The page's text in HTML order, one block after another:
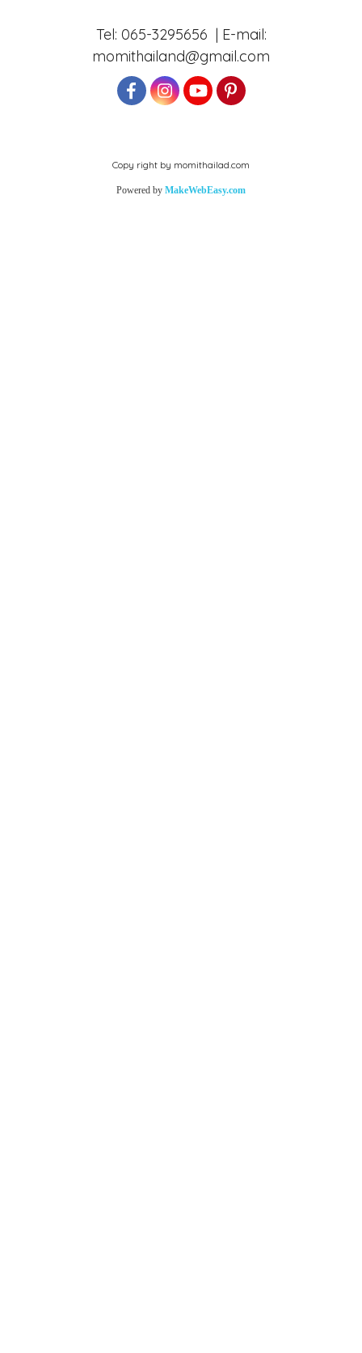
Tel: 065-3295656 | E-mail:
momithailand@gmail.com
Copy right by momithailad.com
Powered by MakeWebEasy.com